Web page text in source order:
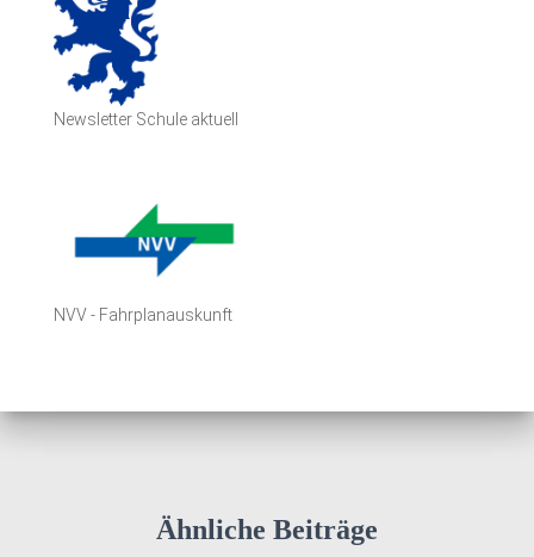
Newsletter Schule aktuell
NVV - Fahrplanauskunft
Ähnliche Beiträge